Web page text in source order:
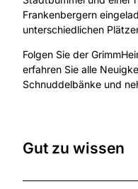
Frankenbergern
unterschiedlichen
Folgen Sie der
erfahren Sie alle
Schnuddelbänke und
Gut zu wissen